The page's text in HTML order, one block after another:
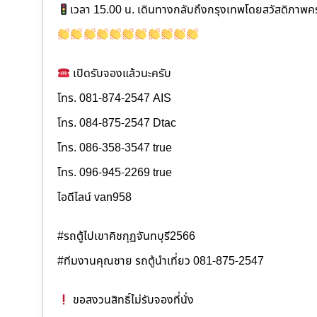
เวลา 15.00 น. เดินทางกลับถึงกรุงเทพโดยสวัสดิภาพ
เปิดรับจองแล้วนะครับ
โทร. 081-874-2547 AIS
โทร. 084-875-2547 Dtac
โทร. 086-358-3547 true
โทร. 096-945-2269 true
ไอดีไลน์ van958
#รถตู้ไปเขาคิชกุฏจันทบุรี2566
#ทีมงานคุณชาย รถตู้นำเที่ยว 081-875-2547
ขอสงวนสิทธิ์ไม่รับจองที่นั่ง